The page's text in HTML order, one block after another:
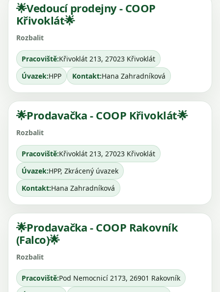
🌟Vedoucí prodejny - COOP
Křivoklát🌟
Pracoviště:Křivoklát 213, 27023 Křivoklát
Úvazek:HPP Kontakt:Hana Zahradníková
🌟Prodavačka - COOP Křivoklát🌟
Pracoviště:Křivoklát 213, 27023 Křivoklát
Úvazek:HPP, Zkrácený úvazek
Kontakt:Hana Zahradníková
🌟Prodavačka - COOP Rakovník
(Falco)🌟
Pracoviště:Pod Nemocnicí 2173, 26901 Rakovník